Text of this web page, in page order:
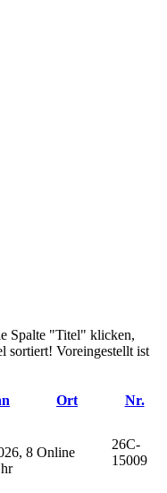
Spalte "Titel" klicken,
sortiert! Voreingestellt ist
Ort
Nr.
8 Online
26C-
15009